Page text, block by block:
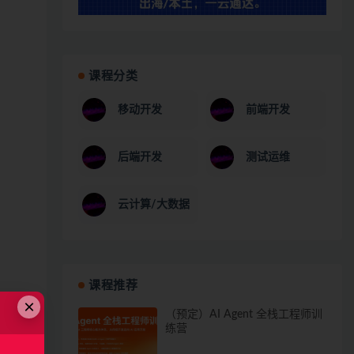
课程分类
移动开发 前端开发
后端开发 测试运维
云计算/大数据
课程推荐
（预定）AI Agent 全栈工程师训
练营
×